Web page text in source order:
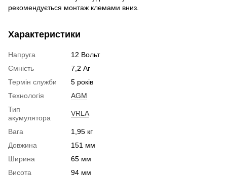
рекомендується монтаж клемами вниз.
Характеристики
Напруга
12 Вольт
Ємність
7,2 Аг
Термін служби
5 років
Технологія
AGM
Тип
акумулятора
VRLA
Вага
1,95 кг
Довжина
151 мм
Ширина
65 мм
Висота
94 мм